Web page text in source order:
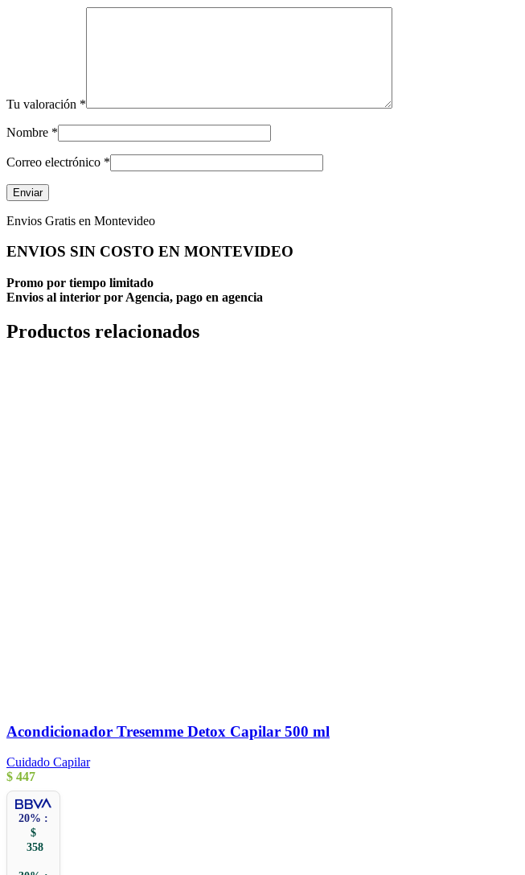
Tu valoración *
Nombre *
Correo electrónico *
Envios Gratis en Montevideo
ENVIOS SIN COSTO EN MONTEVIDEO
Promo por tiempo limitado
Envios al interior por Agencia, pago en agencia
Productos relacionados
Acondicionador Tresemme Detox Capilar 500 ml
Cuidado Capilar
$ 447
20% :
$
358